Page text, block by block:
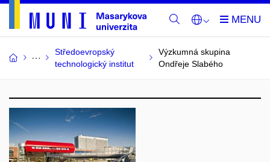
Středoevropský
technologický institut
Výzkumná skupina
Ondřeje Slabého